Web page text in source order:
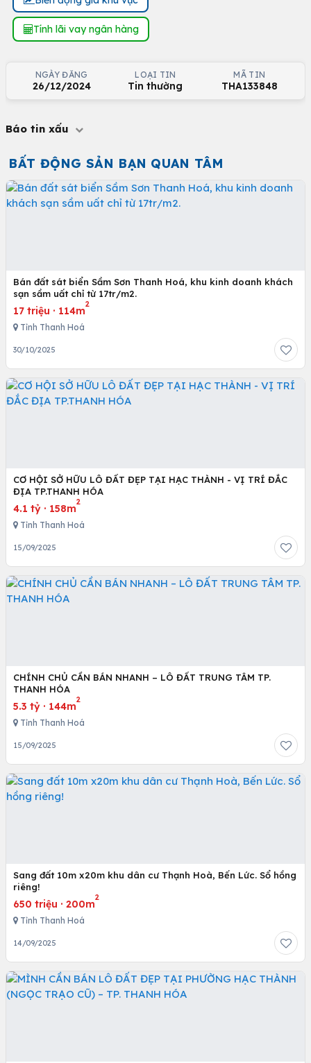
Tính lãi vay ngân hàng
NGÀY ĐĂNG
26/12/2024
LOẠI TIN
Tin thường
MÃ TIN
THA133848
Báo tin xấu
BẤT ĐỘNG SẢN BẠN QUAN TÂM
Bán đất sát biển Sầm Sơn Thanh Hoá, khu kinh doanh khách
sạn sầm uất chỉ từ 17tr/m2.
17 triệu · 114m
2
Tỉnh Thanh Hoá
30/10/2025
CƠ HỘI SỞ HỮU LÔ ĐẤT ĐẸP TẠI HẠC THÀNH - VỊ TRÍ ĐẮC
ĐỊA TP.THANH HÓA
4.1 tỷ · 158m
2
Tỉnh Thanh Hoá
15/09/2025
CHÍNH CHỦ CẦN BÁN NHANH – LÔ ĐẤT TRUNG TÂM TP.
THANH HÓA
5.3 tỷ · 144m
2
Tỉnh Thanh Hoá
15/09/2025
Sang đất 10m x20m khu dân cư Thạnh Hoà, Bến Lức. Sổ hồng
riêng!
650 triệu · 200m
2
Tỉnh Thanh Hoá
14/09/2025